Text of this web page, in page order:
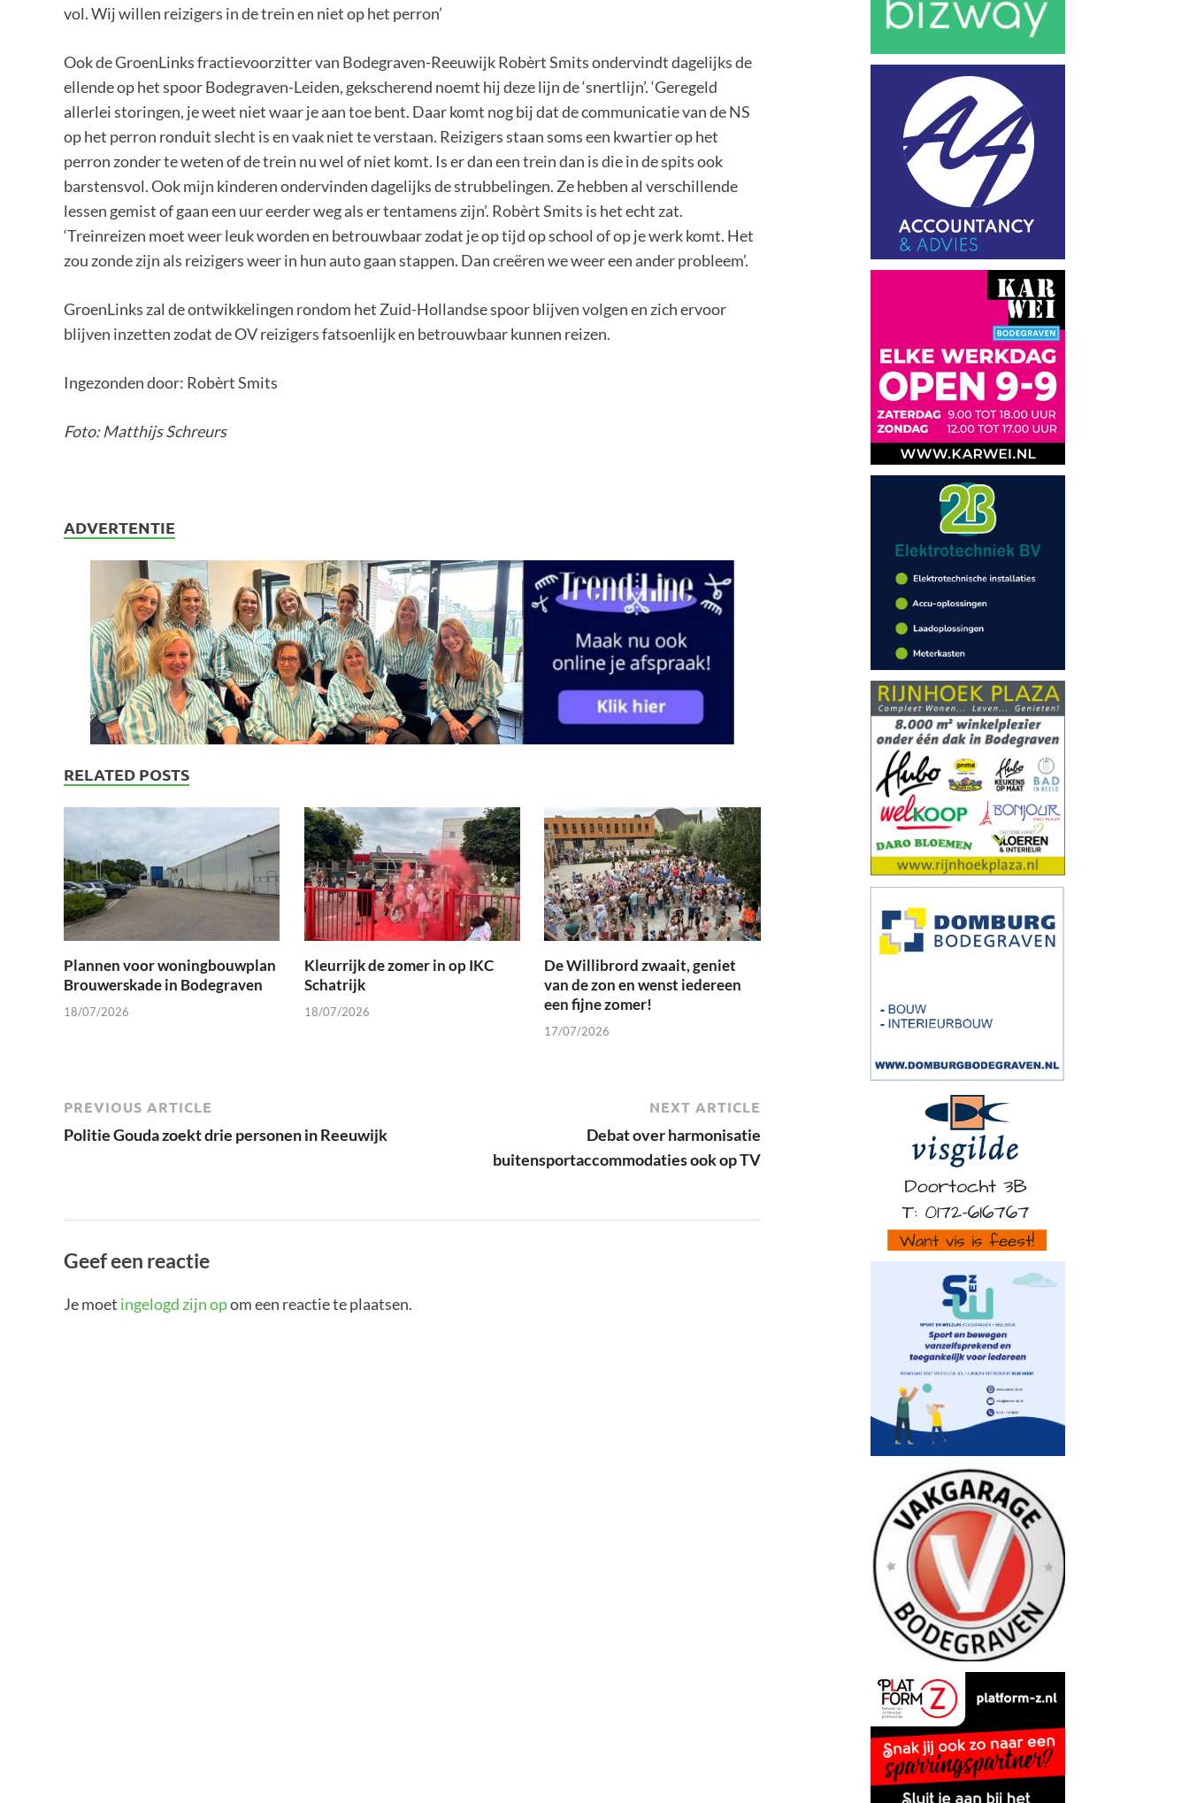
vol. Wij willen reizigers in de trein en niet op het perron’
Ook de GroenLinks fractievoorzitter van Bodegraven-Reeuwijk Robèrt Smits ondervindt dagelijks de
ellende op het spoor Bodegraven-Leiden, gekscherend noemt hij deze lijn de ‘snertlijn’. ‘Geregeld
allerlei storingen, je weet niet waar je aan toe bent. Daar komt nog bij dat de communicatie van de NS
op het perron ronduit slecht is en vaak niet te verstaan. Reizigers staan soms een kwartier op het
perron zonder te weten of de trein nu wel of niet komt. Is er dan een trein dan is die in de spits ook
barstensvol. Ook mijn kinderen ondervinden dagelijks de strubbelingen. Ze hebben al verschillende
lessen gemist of gaan een uur eerder weg als er tentamens zijn’. Robèrt Smits is het echt zat.
‘Treinreizen moet weer leuk worden en betrouwbaar zodat je op tijd op school of op je werk komt. Het
zou zonde zijn als reizigers weer in hun auto gaan stappen. Dan creëren we weer een ander probleem’.
GroenLinks zal de ontwikkelingen rondom het Zuid-Hollandse spoor blijven volgen en zich ervoor
blijven inzetten zodat de OV reizigers fatsoenlijk en betrouwbaar kunnen reizen.
Ingezonden door: Robèrt Smits
Foto: Matthijs Schreurs
ADVERTENTIE
RELATED POSTS
Plannen voor woningbouwplan
Brouwerskade in Bodegraven
18/07/2026
Kleurrijk de zomer in op IKC
Schatrijk
18/07/2026
De Willibrord zwaait, geniet
van de zon en wenst iedereen
een fijne zomer!
17/07/2026
PREVIOUS ARTICLE
Politie Gouda zoekt drie personen in Reeuwijk
NEXT ARTICLE
Debat over harmonisatie
buitensportaccommodaties ook op TV
Geef een reactie
Je moet ingelogd zijn opom een reactie te plaatsen.